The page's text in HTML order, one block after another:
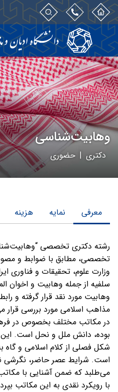
وهابیت‌شناسی
دکتری | حضوری
معرفی نمایه هزینه
رشته دکتری تخصصی
تخصصی، مطابق با ضوابط و
وزارت علوم، تحقیقات و فناوری
سلفیه از جمله وهابیت و اخوان
وهابیت مورد نقد قرار گرفته و
مذاهب اسلامی مورد بررسی قرار
در مکاتب مختلف بخصوص در
بوده، دانش ملل و نحل است.
شکل فصلی از کلام اسلامی و گاه
است. شرایط عصر حاضر، نگرشی
می‌طلبد که ضمن آشنایی با
با رویکرد نقدی به این مکاتب